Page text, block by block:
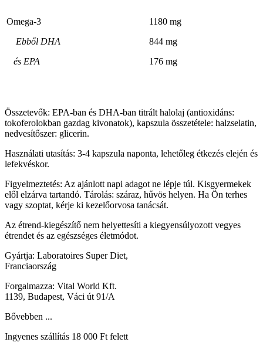
Omega-3
Ebből DHA
és EPA
1180 mg
844 mg
176 mg
Összetevők: EPA-ban és DHA-ban titrált halolaj (antioxidáns:
tokoferolokban gazdag kivonatok), kapszula összetétele: halzselatin,
nedvesítőszer: glicerin.
Használati utasítás: 3-4 kapszula naponta, lehetőleg étkezés elején és
lefekvéskor.
Figyelmeztetés: Az ajánlott napi adagot ne lépje túl. Kisgyermekek
elől elzárva tartandó. Tárolás: száraz, hűvös helyen. Ha Ön terhes
vagy szoptat, kérje ki kezelőorvosa tanácsát.
Az étrend-kiegészítő nem helyettesíti a kiegyensúlyozott vegyes
étrendet és az egészséges életmódot.
Gyártja: Laboratoires Super Diet,
Franciaország
Forgalmazza: Vital World Kft.
1139, Budapest, Váci út 91/A
Bővebben ...
Ingyenes szállítás 18 000 Ft felett